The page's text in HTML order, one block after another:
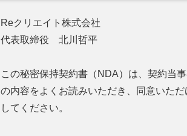
Reクリエイト株式会社
代表取締役 北川哲平
この秘密保持契約書（NDA）は、契約当
の内容をよくお読みいただき、同意いた
してください。